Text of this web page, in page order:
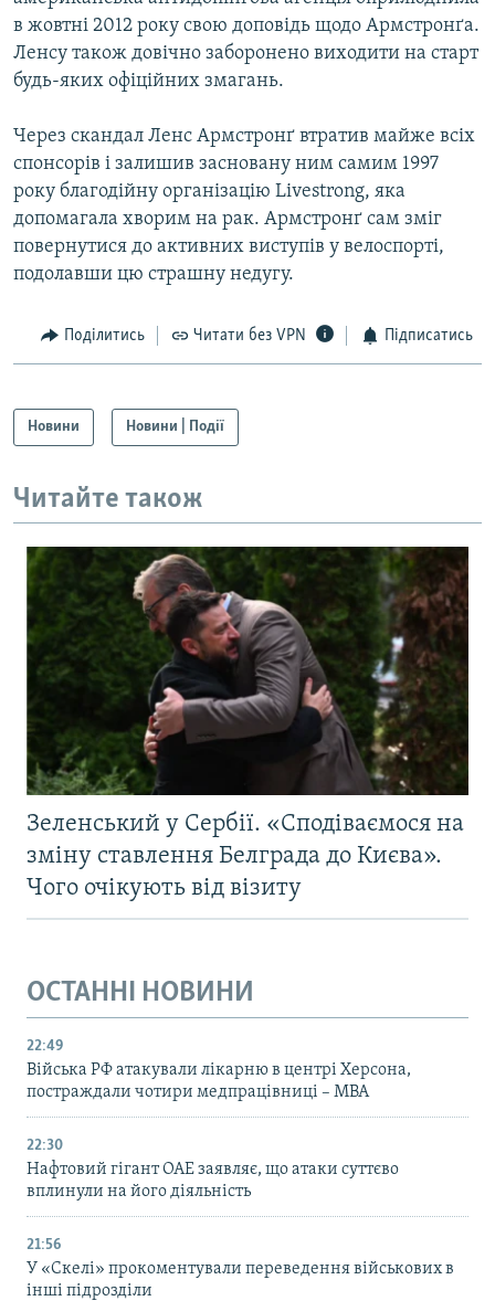
в жовтні 2012 року свою доповідь щодо Армстронґа.
Ленсу також довічно заборонено виходити на старт
будь-яких офіційних змагань.
Через скандал Ленс Армстронґ втратив майже всіх
спонсорів і залишив засновану ним самим 1997
року благодійну організацію Livestrong, яка
допомагала хворим на рак. Армстронґ сам зміг
повернутися до активних виступів у велоспорті,
подолавши цю страшну недугу.
Поділитись Читати без VPN Підписатись
Новини Новини | Події
Читайте також
Зеленський у Сербії. «Сподіваємося на
зміну ставлення Белграда до Києва».
Чого очікують від візиту
ОСТАННІ НОВИНИ
22:49
Війська РФ атакували лікарню в центрі Херсона,
постраждали чотири медпрацівниці – МВА
22:30
Нафтовий гігант ОАЕ заявляє, що атаки суттєво
вплинули на його діяльність
21:56
У «Скелі» прокоментували переведення військових в
інші підрозділи